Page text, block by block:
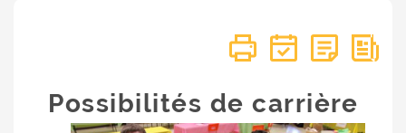
Possibilités de carrière